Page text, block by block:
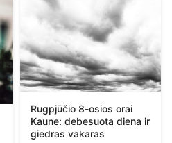
Rugpjūčio 8-osios orai
Kaune: debesuota diena ir
giedras vakaras